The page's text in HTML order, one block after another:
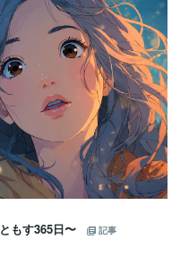
もす365日〜
記事